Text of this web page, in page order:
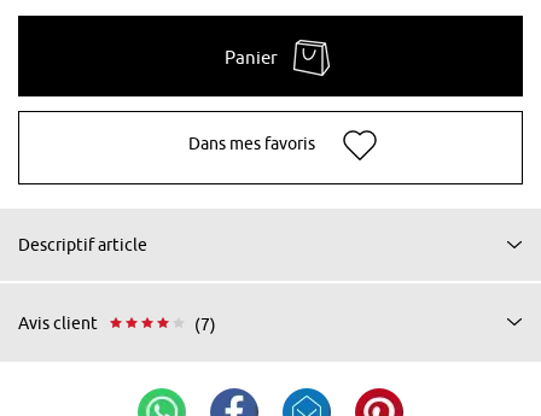
Panier
Dans mes favoris
Descriptif article
Avis client (7)